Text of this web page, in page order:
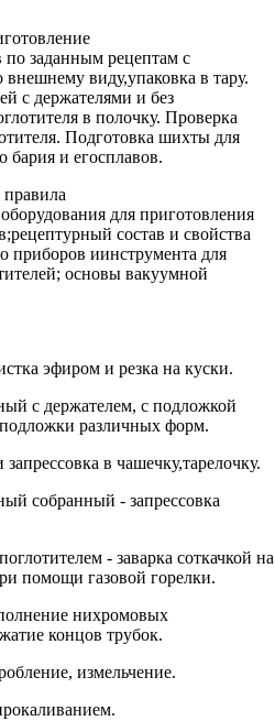
по заданным рецептам с
внешнему виду,упаковка в тару.
с держателями и без
в полочку. Проверка
Подготовка шихты для
бария и егосплавов.
правила
для приготовления
состав и свойства
приборов иинструмента для
основы вакуумной
эфиром и резка на куски.
с держателем, с подложкой
подложки различных форм.
в чашечку,тарелочку.
собранный - запрессовка
- заварка соткачкой на
помощи газовой горелки.
нихромовых
концов трубок.
измельчение.